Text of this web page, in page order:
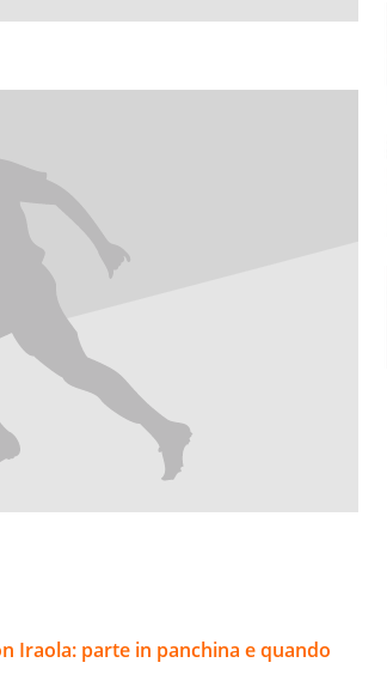
Iraola: parte in panchina e quando